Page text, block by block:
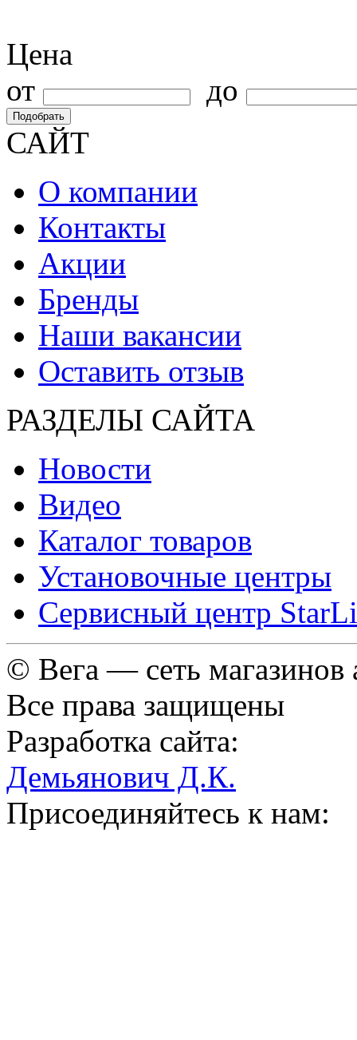
Цена
от
до
Подобрать
САЙТ
О компании
Контакты
Акции
Бренды
Наши вакансии
Оставить отзыв
РАЗДЕЛЫ САЙТА
Новости
Видео
Каталог товаров
Установочные центры
Сервисный центр
© Вега — сеть магазинов
Все права защищены
Разработка сайта:
Демьянович Д.К.
Присоединяйтесь к нам: